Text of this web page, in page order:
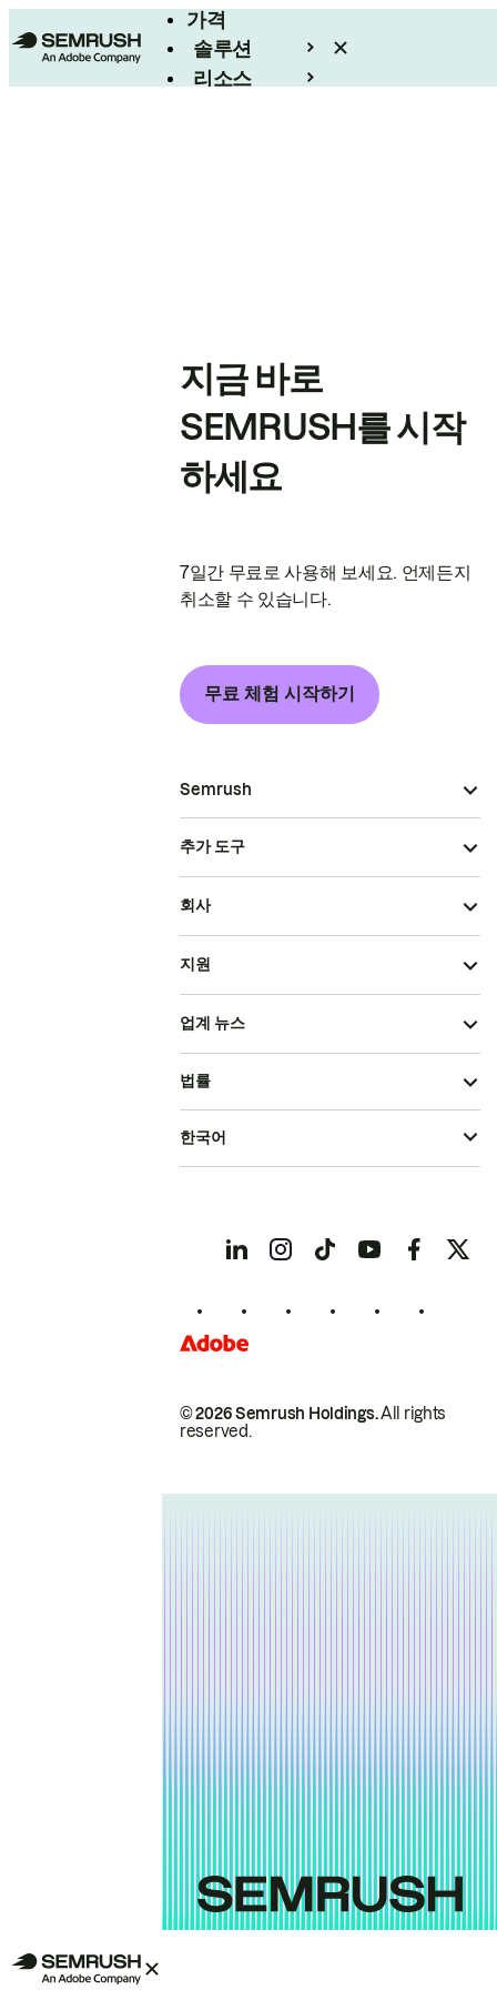
가격
솔루션
리소스
지금 바로
SEMRUSH를 시작
하세요
7일간 무료로 사용해 보세요. 언제든지
취소할 수 있습니다.
무료 체험 시작하기
Semrush
추가 도구
회사
지원
업계 뉴스
© 2026 Semrush Holdings.All rights
reserved.
법률
한국어